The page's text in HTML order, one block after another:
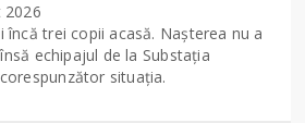
2026
încă trei copii acasă. Nașterea nu a
echipajul de la Substația
situația.